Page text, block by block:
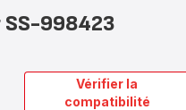
SS-998423
Vérifier la
compatibilité